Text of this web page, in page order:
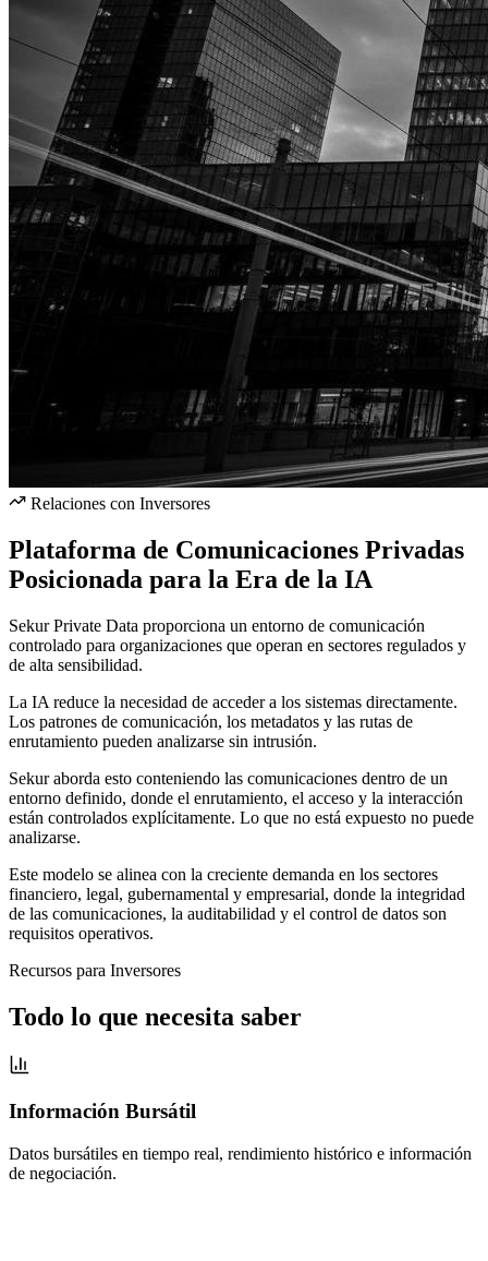
Relaciones con Inversores
Plataforma de Comunicaciones Privadas
Posicionada para la Era de la IA
Sekur Private Data proporciona un entorno de comunicación
controlado para organizaciones que operan en sectores regulados y
de alta sensibilidad.
La IA reduce la necesidad de acceder a los sistemas directamente.
Los patrones de comunicación, los metadatos y las rutas de
enrutamiento pueden analizarse sin intrusión.
Sekur aborda esto conteniendo las comunicaciones dentro de un
entorno definido, donde el enrutamiento, el acceso y la interacción
están controlados explícitamente. Lo que no está expuesto no puede
analizarse.
Este modelo se alinea con la creciente demanda en los sectores
financiero, legal, gubernamental y empresarial, donde la integridad
de las comunicaciones, la auditabilidad y el control de datos son
requisitos operativos.
Recursos para Inversores
Todo lo que necesita saber
Información Bursátil
Datos bursátiles en tiempo real, rendimiento histórico e información
de negociación.